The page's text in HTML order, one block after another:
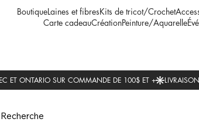
BoutiqueLaines et fibresKits de tricot/Crochet
Carte cadeauCréationPeinture/Aquarelle
Recherche